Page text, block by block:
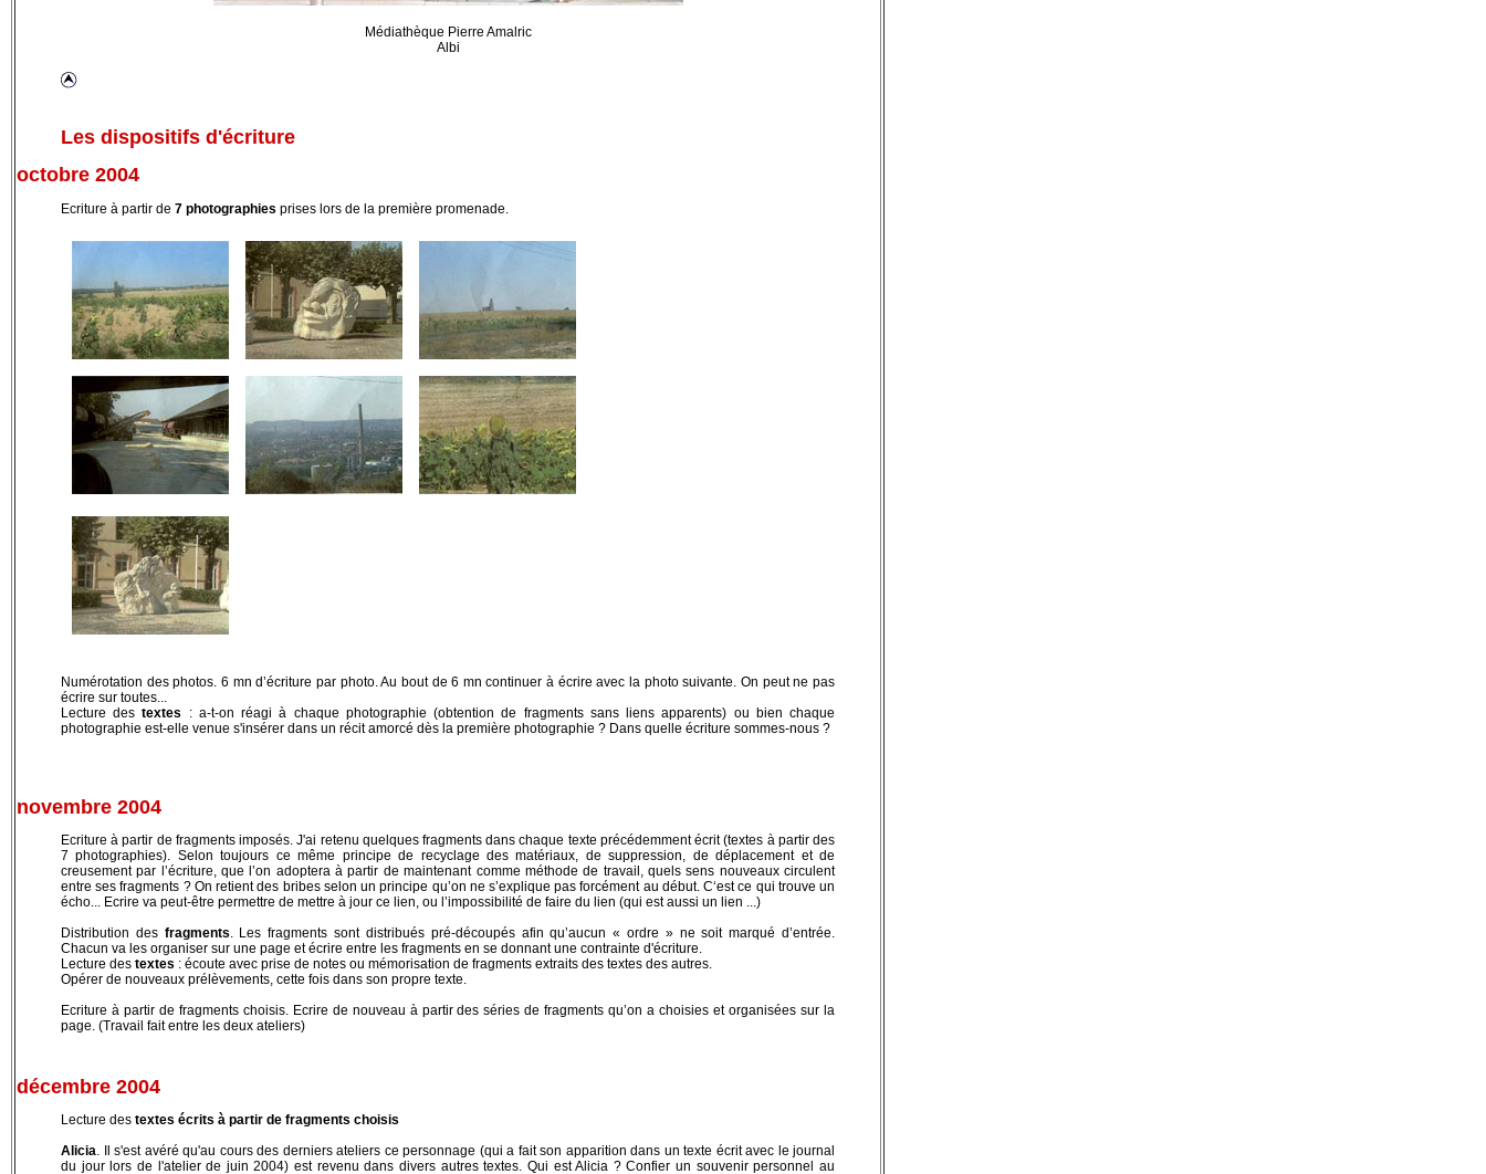
Médiathèque Pierre Amalric
Albi
Les dispositifs d'écriture
octobre 2004
Ecriture à partir de 7 photographies prises lors de la première promenade.
Numérotation des photos. 6 mn d’écriture par photo. Au bout de 6 mn continuer à écrire avec la photo suivante. On peut ne pas
écrire sur toutes...
Lecture destextes
: a-t-on réagi à chaque photographie (obtention de fragments sans liens apparents) ou bien chaque
photographie est-elle venue s'insérer dans un récit amorcé dès la première photographie ? Dans quelle écriture sommes-nous ?
novembre 2004
Ecriture à partir de fragments imposés. J'ai retenu quelques fragments dans chaque texte précédemment écrit (textes à partir des
7 photographies). Selon toujours ce même principe de recyclage des matériaux, de suppression, de déplacement et de
creusement par l’écriture, que l’on adoptera à partir de maintenant comme méthode de travail, quels sens nouveaux circulent
entre ses fragments ? On retient des bribes selon un principe qu’on ne s’explique pas forcément au début. C‘est ce qui trouve un
écho... Ecrire va peut-être permettre de mettre à jour ce lien, ou l’impossibilité de faire du lien (qui est aussi un lien ...)
Distribution desfragments. Les fragments sont distribués pré-découpés afin qu’aucun « ordre » ne soit marqué d’entrée.
Chacun va les organiser sur une page et écrire entre les fragments en se donnant une contrainte d'écriture.
Lecture des textes : écoute avec prise de notes ou mémorisation de fragments extraits des textes des autres.
Opérer de nouveaux prélèvements, cette fois dans son propre texte.
Ecriture à partir de fragments choisis.Ecrire de nouveau à partir des séries de fragments qu’on a choisies et organisées sur la
page. (Travail fait entre les deux ateliers)
décembre 2004
Lecture des textes écrits à partir de fragments choisis
Alicia. Il s'est avéré qu'au cours des derniers ateliers ce personnage (qui a fait son apparition dans un texte écrit avec le journal
du jour lors de l'atelier de juin 2004) est revenu dans divers autres textes. Qui est Alicia ?Confier un souvenir personnel au